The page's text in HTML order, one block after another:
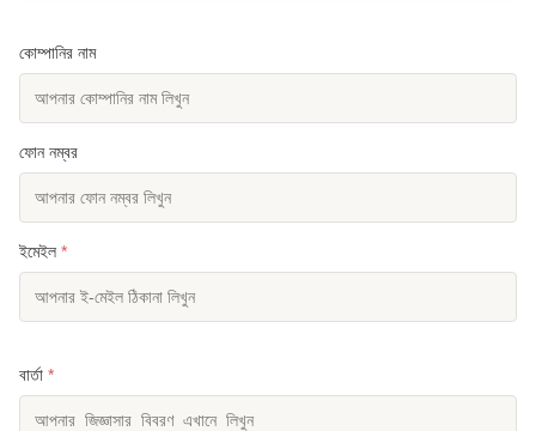
কোম্পানির নাম
ফোন নম্বর
ইমেইল *
বার্তা *